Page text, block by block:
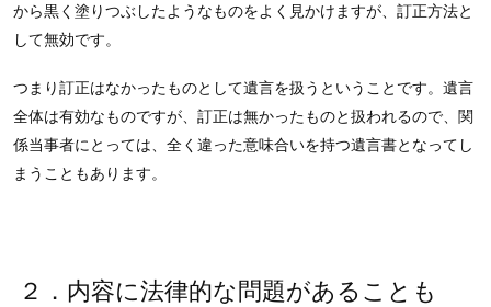
から黒く塗りつぶしたようなものをよく見かけますが、訂正方法と
して無効です。
つまり訂正はなかったものとして遺言を扱うということです。遺言
全体は有効なものですが、訂正は無かったものと扱われるので、関
係当事者にとっては、全く違った意味合いを持つ遺言書となってし
まうこともあります。
２．内容に法律的な問題があることも